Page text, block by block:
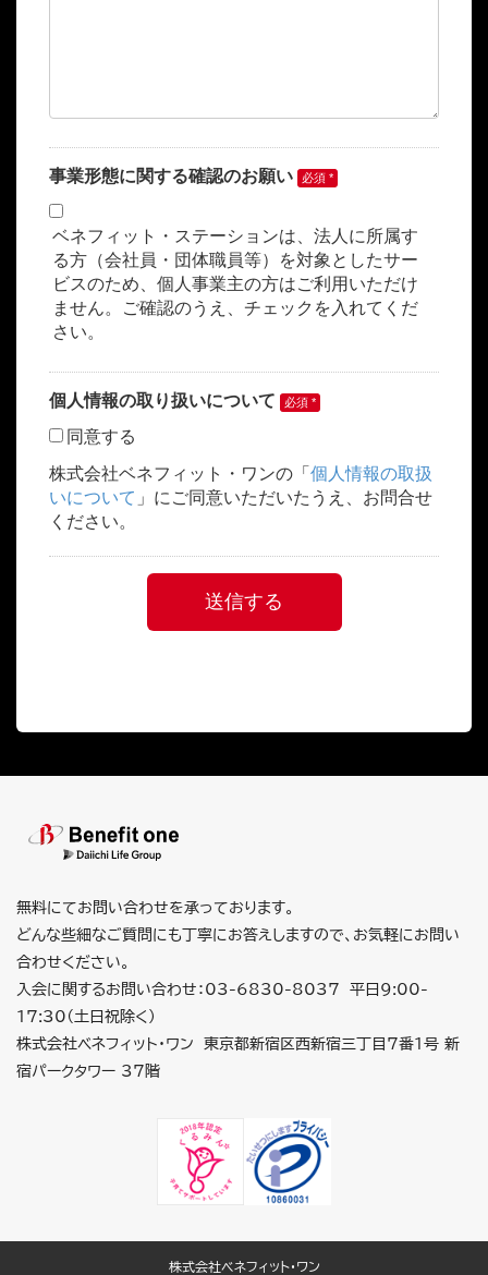
無料にてお問い合わせを承っております。
どんな些細なご質問にも丁寧にお答えしますので、お気軽にお問い
合わせください。
入会に関するお問い合わせ：03-6830-8037 平日9:00-
17:30（土日祝除く）
株式会社ベネフィット・ワン 東京都新宿区西新宿三丁目7番1号 新
宿パークタワー 37階
株式会社ベネフィット・ワン